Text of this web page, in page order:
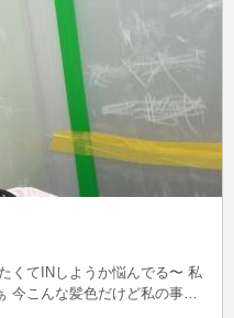
くてINしようか悩んでる〜 私
今こんな髪色だけど私の事好